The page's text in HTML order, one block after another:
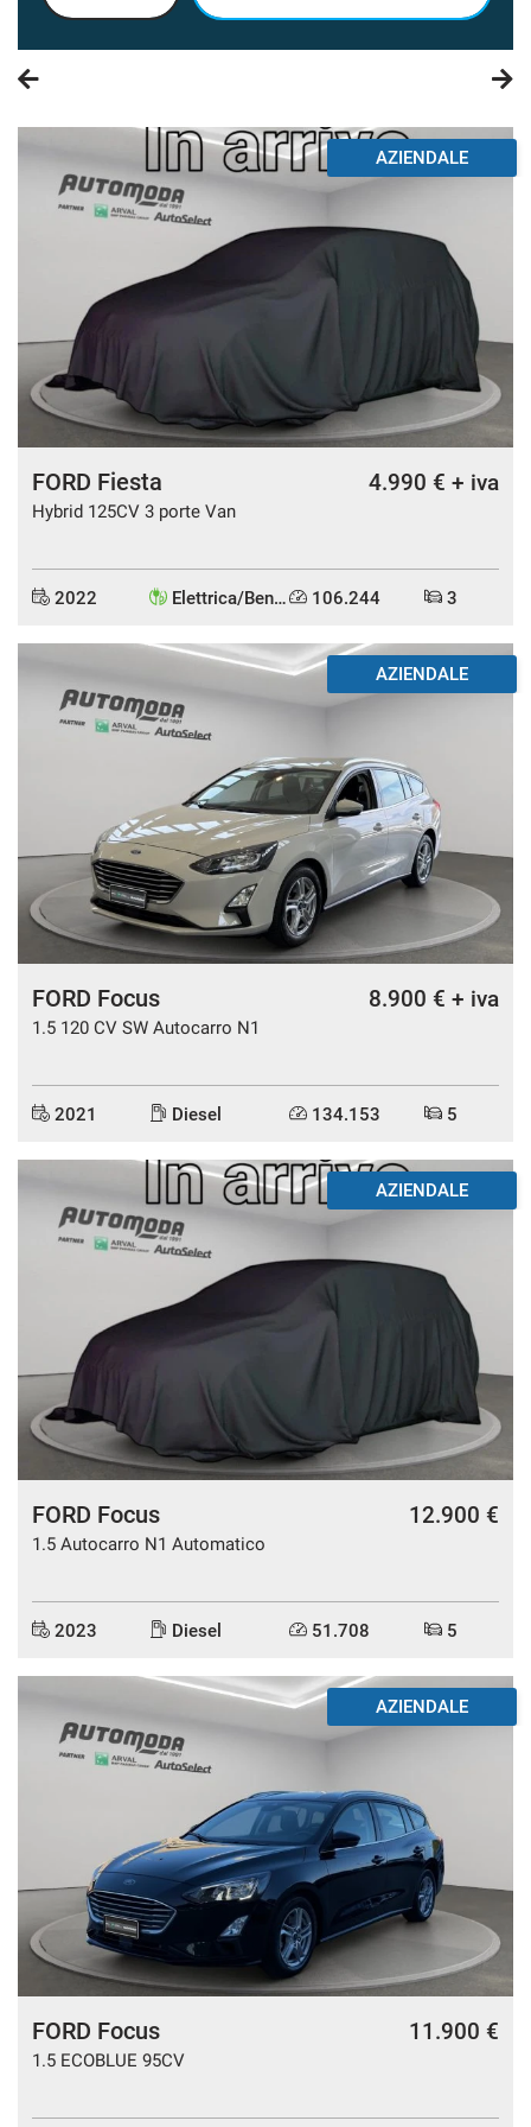
AZIENDALE
FORD Fiesta
Hybrid 125CV 3 porte Van
4.990 € + iva
2022 Elettrica/Benzina 106.244 3
AZIENDALE
FORD Focus
1.5 120 CV SW Autocarro N1
8.900 € + iva
2021 Diesel 134.153 5
AZIENDALE
FORD Focus
1.5 Autocarro N1 Automatico
12.900 €
2023 Diesel 51.708 5
AZIENDALE
FORD Focus
1.5 ECOBLUE 95CV
11.900 €
questi
strumenti
di
tracciamento
cookie
policy.
modificare
scelte
in
qualsiasi
momento.
Cookie delle preferenze
Cookie per il miglioramento dell'esperienza utente
Cookie analitici
Cookie di marketing
Leggi
la
cookie
Salva
le